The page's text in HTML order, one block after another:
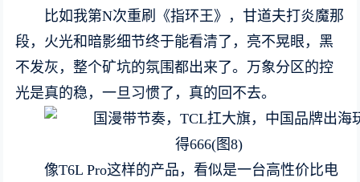
比如我第N次重刷《指环王》，甘道夫打炎魔那
段，火光和暗影细节终于能看清了，亮不晃眼，黑
不发灰，整个矿坑的氛围都出来了。万象分区的控
光是真的稳，一旦习惯了，真的回不去。
像T6L Pro这样的产品，看似是一台高性价比电